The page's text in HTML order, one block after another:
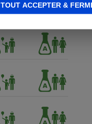
TOUT ACCEPTER &